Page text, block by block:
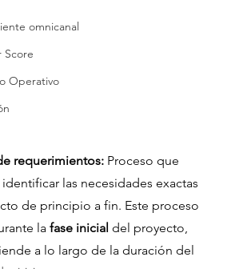
omnicanal
Score
Operativo
requerimientos: Proceso que
las necesidades exactas
de principio a fin. Este proceso
la fase inicial del proyecto,
a lo largo de la duración del